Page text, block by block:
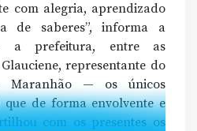
com alegria, aprendizado
de saberes”, informa a
a prefeitura, entre as
representante do
Maranhão — os únicos
de forma envolvente e
com os presentes os